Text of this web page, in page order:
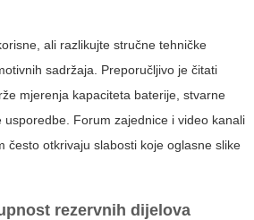
ali razlikujte stručne tehničke
sadržaja. Preporučljivo je čitati
mjerenja kapaciteta baterije, stvarne
usporedbe. Forum zajednice i video kanali
često otkrivaju slabosti koje oglasne slike
rezervnih dijelova